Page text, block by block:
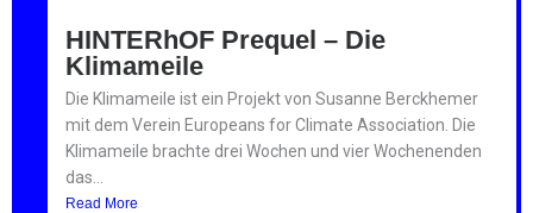
HINTERhOF Prequel – Die
Klimameile
Die Klimameile ist ein Projekt von Susanne Berckhemer
mit dem Verein Europeans for Climate Association. Die
Klimameile brachte drei Wochen und vier Wochenenden
das...
Read More